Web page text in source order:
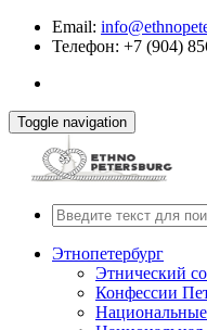
Email:
Телефон: +7 (904)
Toggle navigation
Этнопетербург
Этнический
Конфессии